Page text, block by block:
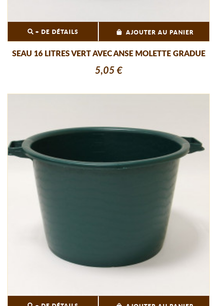
+ DE DÉTAILS AJOUTER AU PANIER
SEAU 16 LITRES VERT AVEC ANSE MOLETTE GRADUE
5,05 €